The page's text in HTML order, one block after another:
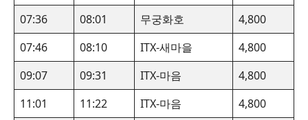
07:36
08:01 무궁화호
4,800
07:46
08:10 ITX-새마을
4,800
09:07
09:31 ITX-마음
4,800
11:01
11:22 ITX-마음
4,800